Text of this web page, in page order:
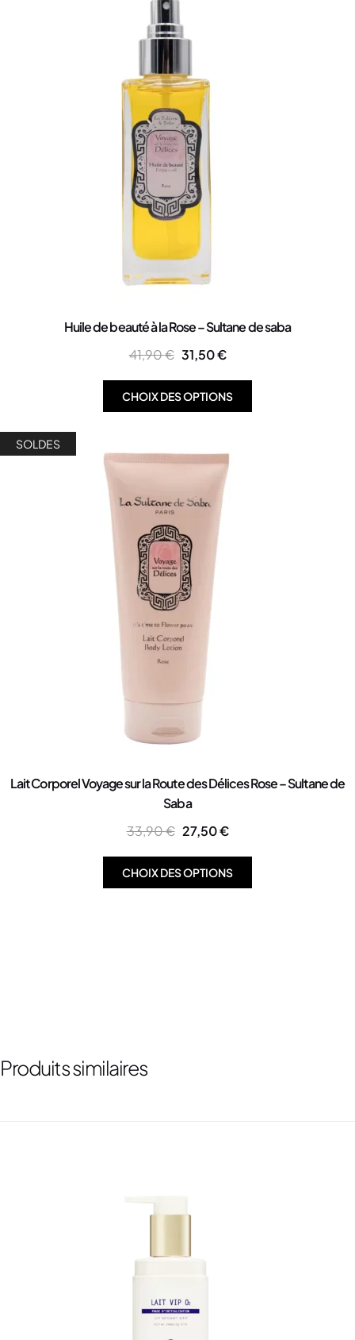
Huile de beauté à la Rose – Sultane de saba
41,90€ 31,50€
CHOIX DES OPTIONS
SOLDES
Lait Corporel Voyage sur la Route des Délices Rose – Sultane de
Saba
33,90€ 27,50€
CHOIX DES OPTIONS
Produits similaires